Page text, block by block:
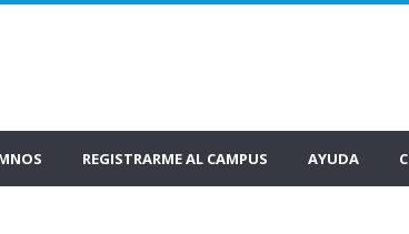
REGISTRARME AL CAMPUS AYUDA